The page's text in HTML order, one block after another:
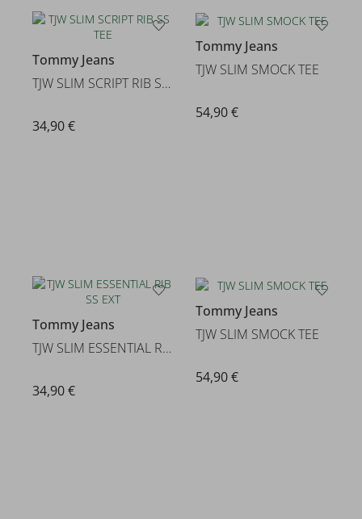
Tommy Jeans
TJW SLIM SCRIPT RIB SS TEE
34,90 €
Tommy Jeans
TJW SLIM SMOCK TEE
54,90 €
Tommy Jeans
TJW SLIM ESSENTIAL RIB SS EXT
34,90 €
Tommy Jeans
TJW SLIM SMOCK TEE
54,90 €